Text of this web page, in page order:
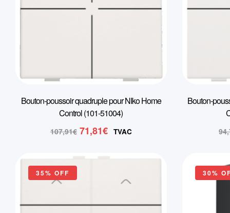
Bouton-poussoir quadruple pour NIko Home
Control (101-51004)
107,91€ Le
initial
71,81€ Le
71,81€.
TVAC
Bouton-
35% OFF 30%